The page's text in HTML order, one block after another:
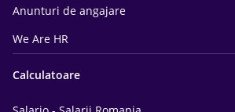
Anunturi de angajare
We Are HR
Calculatoare